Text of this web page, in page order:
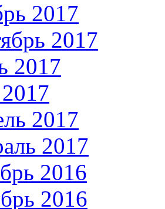
2017
2017
2017
2017
2017
2016
2016